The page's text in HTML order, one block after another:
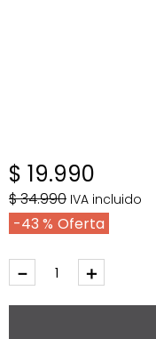
$ 19.990
$34.990 IVA incluido
43 %
＋
－